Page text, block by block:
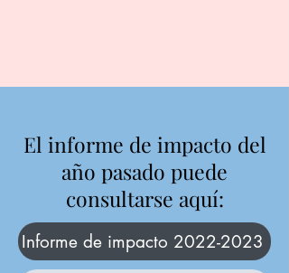
El informe de impacto del
año pasado puede
consultarse aquí:
Informe de impacto 2022-2023